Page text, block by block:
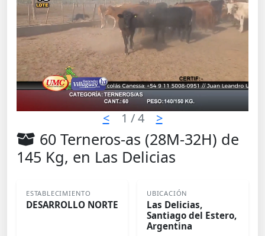
< 1 / 4 >
60 Terneros-as (28M-32H) de
145 Kg, en Las Delicias
ESTABLECIMIENTO
DESARROLLO NORTE
UBICACIÓN
Las Delicias,
Santiago del Estero,
Argentina